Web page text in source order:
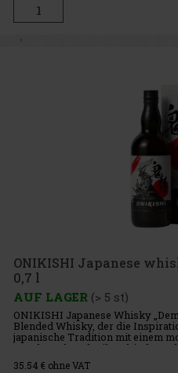
ONIKISHI Japanese
0,7 l
AUF LAGER (> 5 st)
ONIKISHI Japanese Whisky
Blended Whisky, der die
japanische Tradition mit einem
Geschmack und Stil verbindet.
von d
35.54 € ohne VAT